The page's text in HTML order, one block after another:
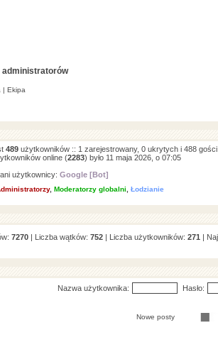
administratorów
| Ekipa
489 użytkowników :: 1 zarejestrowany, 0 ukrytych i 488
online (2283) było 11 maja 2026, o 07:05
użytkownicy: Google [Bot]
, Moderatorzy globalni Łodzianie
7270 | Liczba wątków: 752 | Liczba użytkowników: 271 |
Nazwa użytkownika: Hasło:
Nowe posty